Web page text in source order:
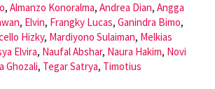
, Almanzo Konoralma, Andrea Dian, Angga
, Elvin, Frangky Lucas, Ganindra Bimo,
Hizky, Mardiyono Sulaiman, Melkias
Elvira, Naufal Abshar, Naura Hakim, Novi
Ghozali, Tegar Satrya, Timotius